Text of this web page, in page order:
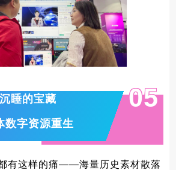
睡的宝藏
数字资源重生
05
有这样的痛——海量历史素材散落